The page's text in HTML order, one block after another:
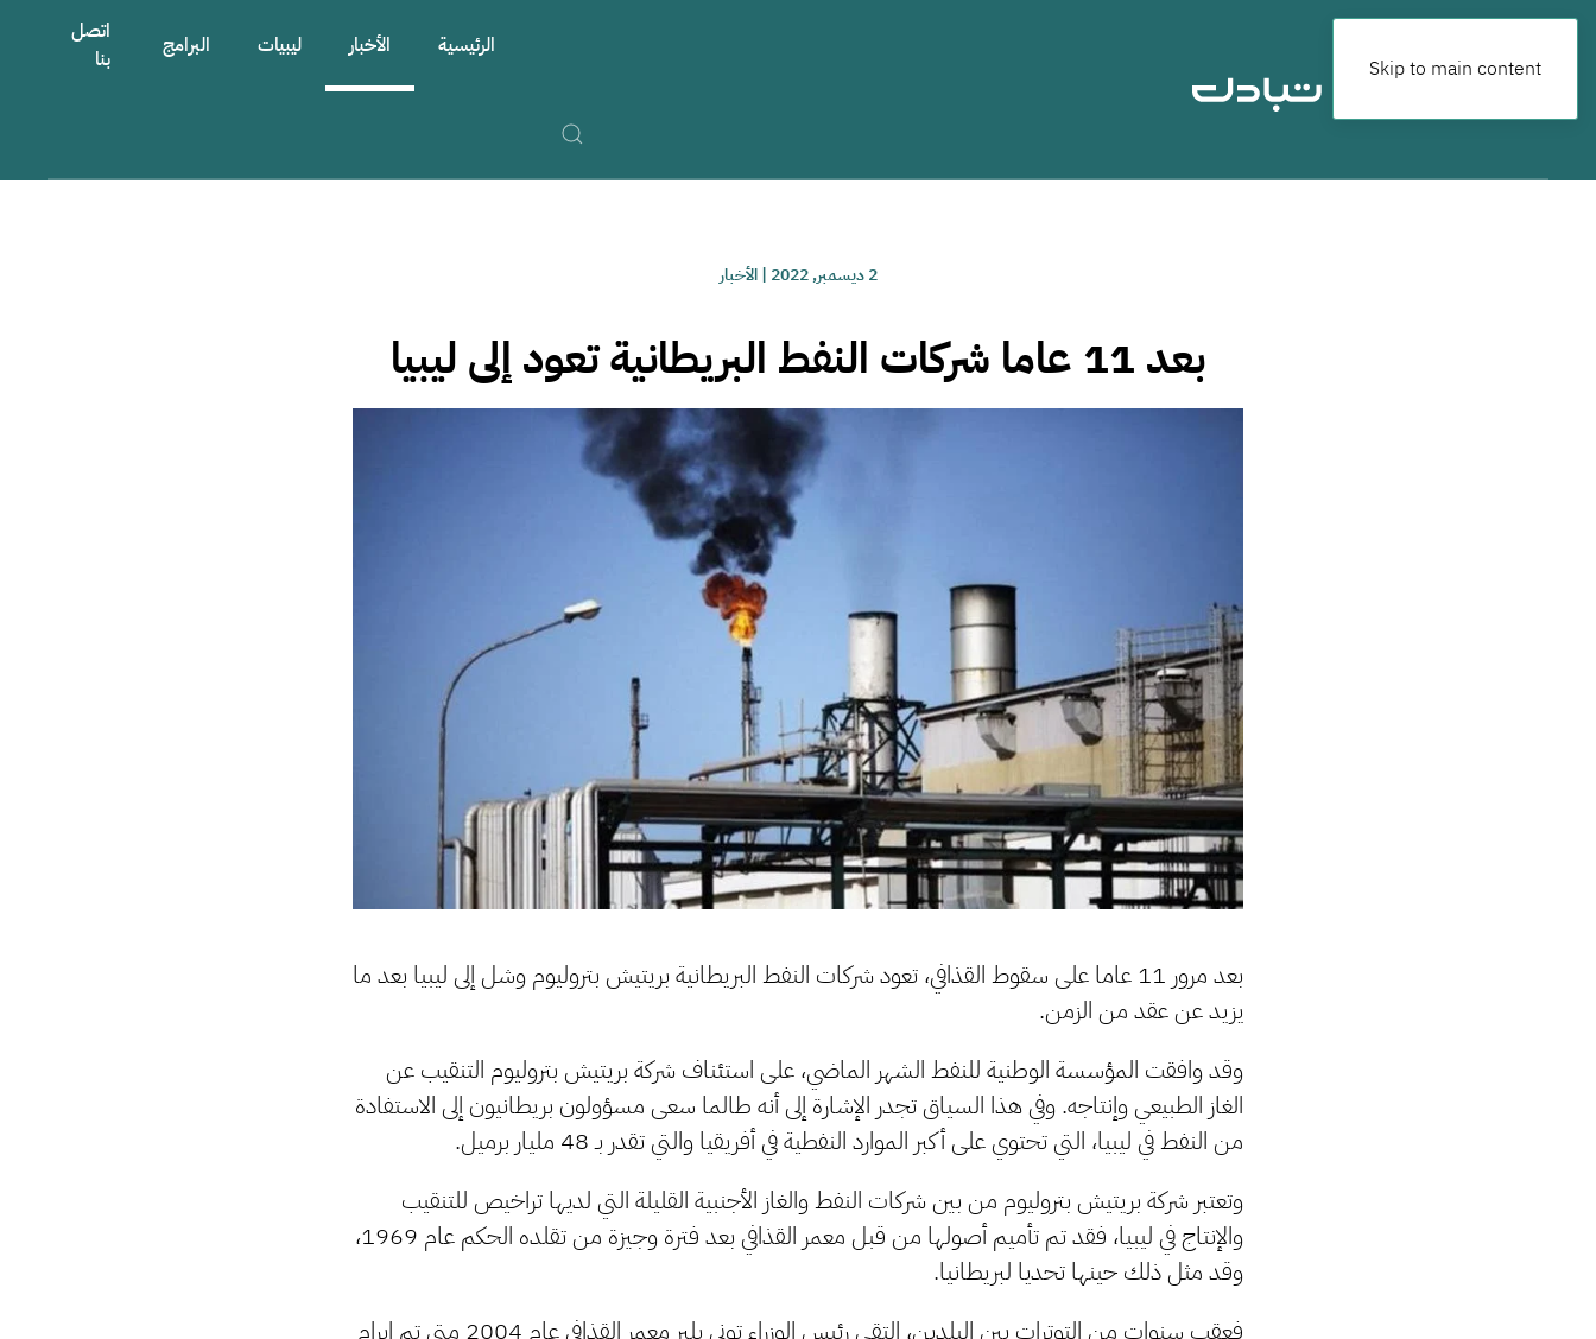
Skip to main content
الرئيسية الأخبار ليبيات البرامج
اتصل
بنا
2 ديسمبر, 2022 |الأخبار
بعد 11 عاما شركات النفط البريطانية تعود إلى ليبيا
بعد مرور 11 عاما على سقوط القذافي، تعود شركات النفط البريطانية بريتيش بتروليوم وشل إلى ليبيا بعد ما
يزيد عن عقد من الزمن.
وقد وافقت المؤسسة الوطنية للنفط الشهر الماضي، على استئناف شركة بريتيش بتروليوم التنقيب عن
الغاز الطبيعي وإنتاجه. وفي هذا السياق تجدر الإشارة إلى أنه طالما سعى مسؤولون بريطانيون إلى الاستفادة
من النفط في ليبيا، التي تحتوي على أكبر الموارد النفطية في أفريقيا والتي تقدر بـ 48 مليار برميل.
وتعتبر شركة بريتيش بتروليوم من بين شركات النفط والغاز الأجنبية القليلة التي لديها تراخيص للتنقيب
والإنتاج في ليبيا، فقد تم تأميم أصولها من قبل معمر القذافي بعد فترة وجيزة من تقلده الحكم عام 1969،
وقد مثل ذلك حينها تحديا لبريطانيا.
فعقب سنوات من التوترات بين البلدين، التقى رئيس الوزراء توني بلير معمر القذافي عام 2004 متى تم إبرام